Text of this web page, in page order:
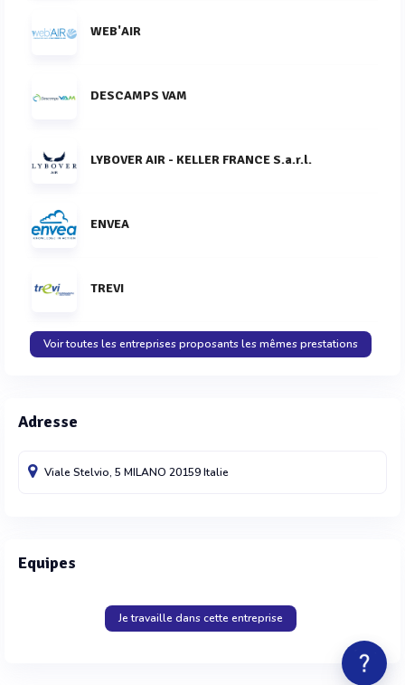
WEB'AIR
DESCAMPS VAM
LYBOVER AIR - KELLER FRANCE S.a.r.l.
ENVEA
TREVI
Voir toutes les entreprises proposants les mêmes prestations
Adresse
Viale Stelvio, 5 MILANO 20159Italie
Equipes
Je travaille dans cette entreprise